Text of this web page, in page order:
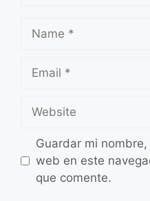
Name
Email
Website
Guardar mi
web en este
que comente.